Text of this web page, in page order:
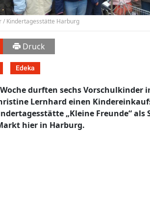
/ Kindertagesstätte Harburg
Druck
Edeka
durften sechs Vorschulkinder
Lernhard einen
„Kleine Freunde“ als
hier in Harburg.